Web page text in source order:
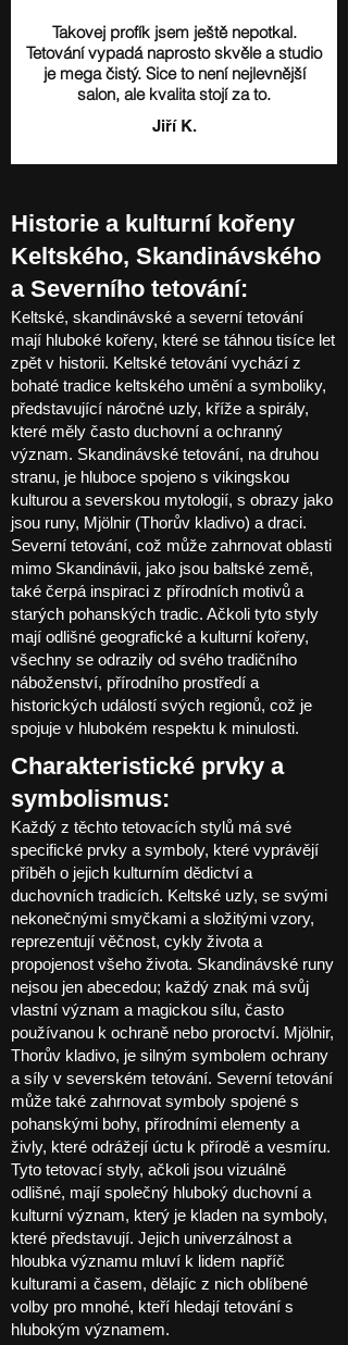
Takovej profík jsem ještě nepotkal.
Tetování vypadá naprosto skvěle a studio
je mega čistý. Sice to není nejlevnější
salon, ale kvalita stojí za to.
Jiří K.
Historie a kulturní kořeny
Keltského, Skandinávského
a Severního tetování:
Keltské, skandinávské a severní tetování
mají hluboké kořeny, které se táhnou tisíce let
zpět v historii. Keltské tetování vychází z
bohaté tradice keltského umění a symboliky,
představující náročné uzly, kříže a spirály,
které měly často duchovní a ochranný
význam. Skandinávské tetování, na druhou
stranu, je hluboce spojeno s vikingskou
kulturou a severskou mytologií, s obrazy jako
jsou runy, Mjölnir (Thorův kladivo) a draci.
Severní tetování, což může zahrnovat oblasti
mimo Skandinávii, jako jsou baltské země,
také čerpá inspiraci z přírodních motivů a
starých pohanských tradic. Ačkoli tyto styly
mají odlišné geografické a kulturní kořeny,
všechny se odrazily od svého tradičního
náboženství, přírodního prostředí a
historických událostí svých regionů, což je
spojuje v hlubokém respektu k minulosti.
Charakteristické prvky a
symbolismus:
Každý z těchto tetovacích stylů má své
specifické prvky a symboly, které vyprávějí
příběh o jejich kulturním dědictví a
duchovních tradicích. Keltské uzly, se svými
nekonečnými smyčkami a složitými vzory,
reprezentují věčnost, cykly života a
propojenost všeho života. Skandinávské runy
nejsou jen abecedou; každý znak má svůj
vlastní význam a magickou sílu, často
používanou k ochraně nebo proroctví. Mjölnir,
Thorův kladivo, je silným symbolem ochrany
a síly v severském tetování. Severní tetování
může také zahrnovat symboly spojené s
pohanskými bohy, přírodními elementy a
živly, které odrážejí úctu k přírodě a vesmíru.
Tyto tetovací styly, ačkoli jsou vizuálně
odlišné, mají společný hluboký duchovní a
kulturní význam, který je kladen na symboly,
které představují. Jejich univerzálnost a
hloubka významu mluví k lidem napříč
kulturami a časem, dělajíc z nich oblíbené
volby pro mnohé, kteří hledají tetování s
hlubokým významem.